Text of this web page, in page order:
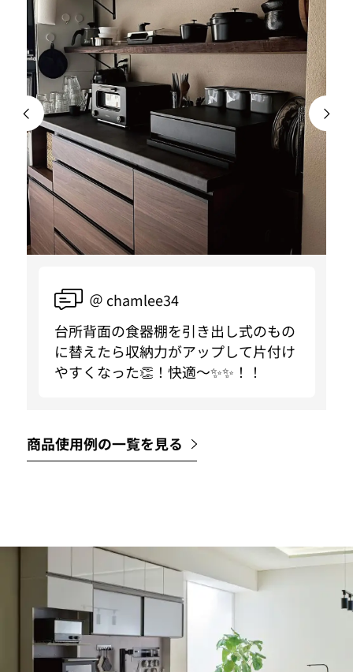
＠ chamlee34
台所背面の食器棚を引き出し式のもの
に替えたら収納力がアップして片付け
やすくなった👏！快適〜✨✨！！
商品使用例の一覧を見る